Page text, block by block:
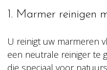
1. Marmer reinigen
U reinigt uw marmeren
een neutrale reiniger te
die speciaal voor